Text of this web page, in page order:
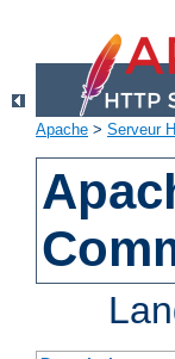
Apache > Serveur